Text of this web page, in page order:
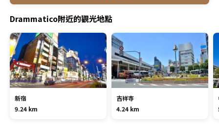
Drammatico附近的觀光地點
新宿
9.24 km
吉祥寺
4.24 km